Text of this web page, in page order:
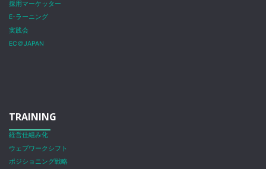
採用マーケッター
E-ラーニング
実践会
EC＠JAPAN
TRAINING
経営仕組み化
ウェブワークシフト
ポジショニング戦略